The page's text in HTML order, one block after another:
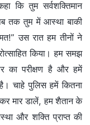
कि तुम सर्वशक्तिमान
तक तुम में आस्था बाकी
उस रात हम तीनों ने
किया। हम समझ
का परीक्षण है और हमें
चाहे पुलिस हमें कितना
मार डालें, हम शैतान के
और शक्ति प्राप्त की